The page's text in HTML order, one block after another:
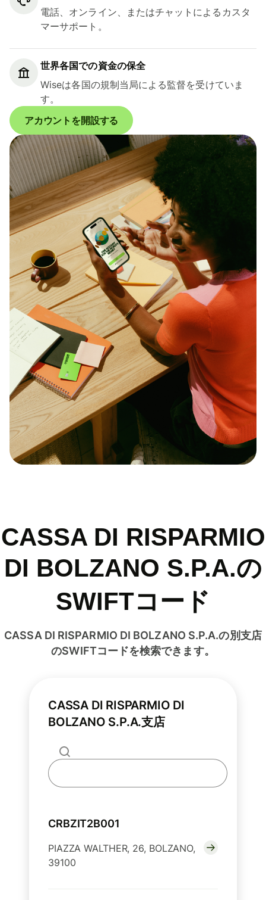
電話、オンライン、またはチャットによるカスタ
マーサポート。
世界各国での資金の保全
Wiseは各国の規制当局による監督を受けていま
す。
アカウントを開設する
CASSA DI RISPARMIO
DI BOLZANO S.P.A.の
SWIFTコード
CASSA DI RISPARMIO DI BOLZANO S.P.A.の別支店
のSWIFTコードを検索できます。
CASSA DI RISPARMIO DI
BOLZANO S.P.A.支店
CRBZIT2B001
PIAZZA WALTHER, 26, BOLZANO,
39100